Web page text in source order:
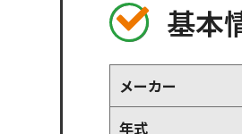
基本
メーカー
年式